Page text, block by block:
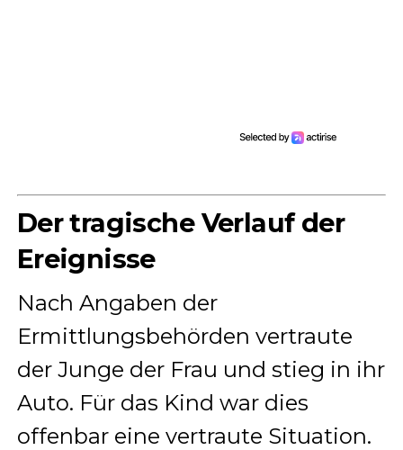
Der tragische Verlauf der
Ereignisse
Nach Angaben der
Ermittlungsbehörden vertraute
der Junge der Frau und stieg in ihr
Auto. Für das Kind war dies
offenbar eine vertraute Situation.